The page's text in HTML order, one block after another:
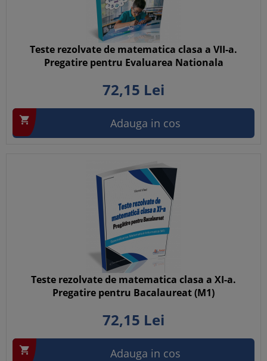
Teste rezolvate de matematica clasa a VII-a.
Pregatire pentru Evaluarea Nationala
72,15 Lei
 Adauga in cos
Teste rezolvate de matematica clasa a XI-a.
Pregatire pentru Bacalaureat (M1)
72,15 Lei
 Adauga in cos